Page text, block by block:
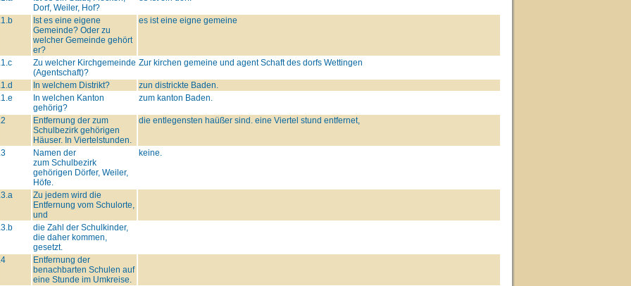
Dorf, Weiler, Hof?
Ist es eine eigene
Gemeinde? Oder zu
welcher Gemeinde gehört
er?
es ist eine eigne gemeine
Zu welcher Kirchgemeinde
(Agentschaft)?
Zur kirchen gemeine und agent Schaft des dorfs Wettingen
In welchem Distrikt?
zun districkte Baden.
In welchen Kanton
gehörig?
zum kanton Baden.
Entfernung der zum
Schulbezirk gehörigen
Häuser. In Viertelstunden.
die entlegensten haüßer sind. eine Viertel stund entfernet,
Namen der
zum Schulbezirk
gehörigen Dörfer, Weiler,
Höfe.
keine.
Zu jedem wird die
Entfernung vom Schulorte,
und
die Zahl der Schulkinder,
die daher kommen,
gesetzt.
Entfernung der
benachbarten Schulen auf
eine Stunde im Umkreise.